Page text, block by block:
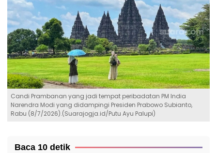
Candi Prambanan yang jadi tempat peribadatan PM India
Narendra Modi yang didampingi Presiden Prabowo Subianto,
Rabu (8/7/2026).(Suarajogja.id/Putu Ayu Palupi)
Baca 10 detik